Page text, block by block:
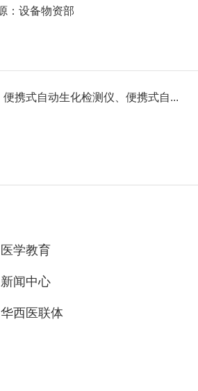
：设备物资部
便携式自动生化检测仪、便携式自...
医学教育
新闻中心
华西医联体